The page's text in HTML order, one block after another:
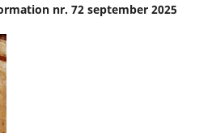
nr. 72 september 2025